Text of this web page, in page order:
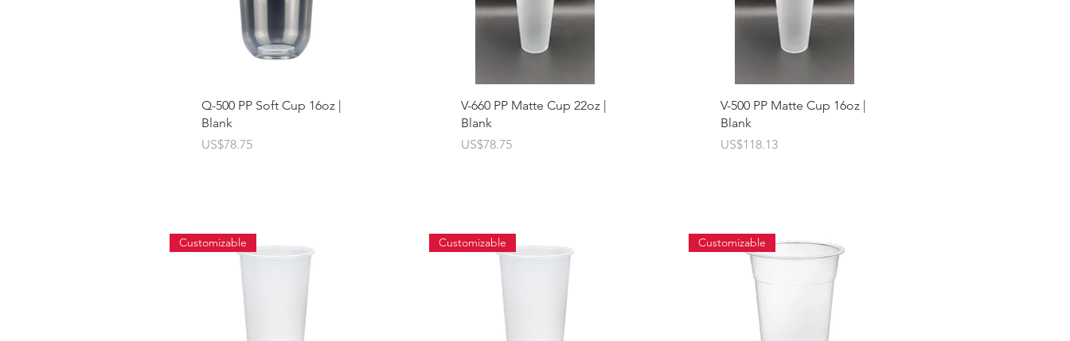
快速瀏覽
Q-500 PP Soft Cup 16oz |
Blank
價格
US$78.75
快速瀏覽
V-660 PP Matte Cup 22oz |
Blank
價格
US$78.75
快速瀏覽
V-500 PP Matte Cup 16oz |
Blank
價格
US$118.13
Customizable Customizable Customizable